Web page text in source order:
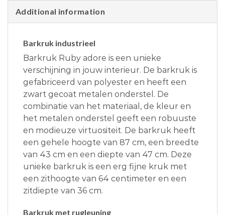
Additional information
Barkruk industrieel
Barkruk Ruby adore is een unieke
verschijning in jouw interieur. De barkruk is
gefabriceerd van polyester en heeft een
zwart gecoat metalen onderstel. De
combinatie van het materiaal, de kleur en
het metalen onderstel geeft een robuuste
en modieuze virtuositeit. De barkruk heeft
een gehele hoogte van 87 cm, een breedte
van 43 cm en een diepte van 47 cm. Deze
unieke barkruk is een erg fijne kruk met
een zithoogte van 64 centimeter en een
zitdiepte van 36 cm.
Barkruk met rugleuning